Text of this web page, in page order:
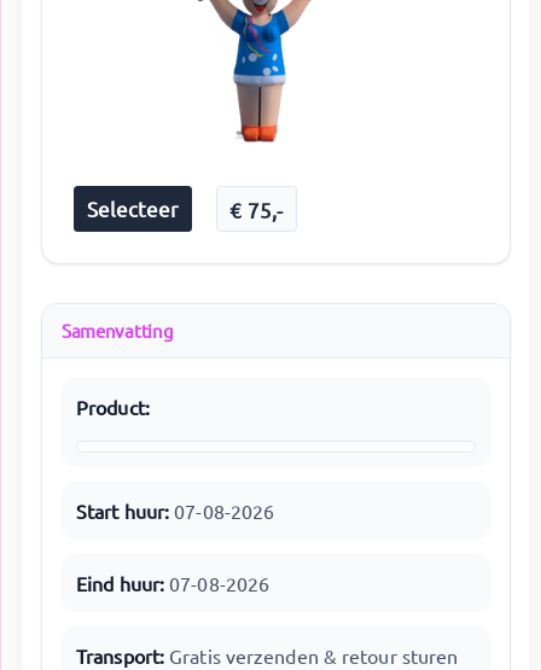
Selecteer € 75,-
Samenvatting
Product:
Start huur: 07-08-2026
Eind huur: 07-08-2026
Transport: Gratis verzenden & retour sturen